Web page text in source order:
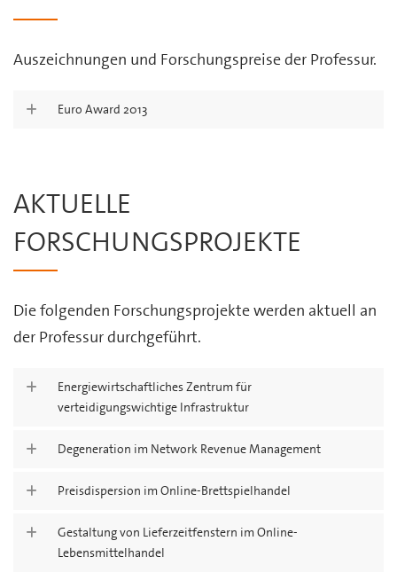
Auszeichnungen und Forschungspreise der Professur.
Euro Award 2013
AKTUELLE
FORSCHUNGSPROJEKTE
Die folgenden Forschungsprojekte werden aktuell an
der Professur durchgeführt.
Energiewirtschaftliches Zentrum für
verteidigungswichtige Infrastruktur
Degeneration im Network Revenue Management
Preisdispersion im Online-Brettspielhandel
Gestaltung von Lieferzeitfenstern im Online-
Lebensmittelhandel